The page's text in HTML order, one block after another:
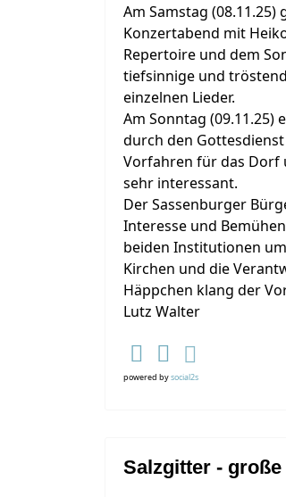
Am Samstag (08.11.25)
Konzertabend mit
Repertoire und dem
tiefsinnige und
einzelnen Lieder.
Am Sonntag
durch den
Vorfahren für das Dorf
sehr interessant.
Der Sassenburger
Interesse und
beiden Institutionen
Kirchen und die
Häppchen klang der
Lutz Walter
powered bysocial2s
Salzgitter -